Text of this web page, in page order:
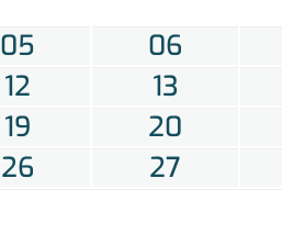
05
06
12
13
19
20
26
27